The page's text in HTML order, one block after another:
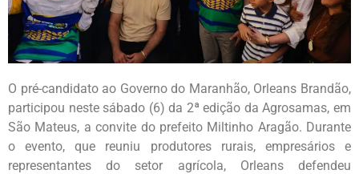
O pré-candidato ao Governo do Maranhão, Orleans Brandão,
participou neste sábado (6) da 2ª edição da Agrosamas, em
São Mateus, a convite do prefeito Miltinho Aragão. Durante
o evento, que reuniu produtores rurais, empresários e
representantes do setor agrícola, Orleans defendeu